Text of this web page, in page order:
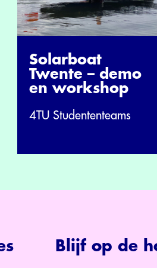
Solarboat
Twente – demo
en workshop
4TU Studententeams
Blijf op de